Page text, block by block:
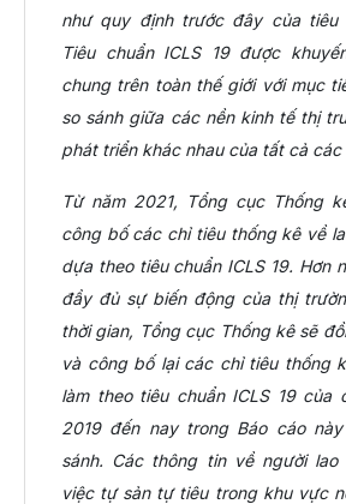
như quy định trước đây của tiêu
Tiêu chuẩn ICLS 19 được
chung trên toàn thế giới với mục
so sánh giữa các nền kinh tế thị
phát triển khác nhau của tất cả các
Từ năm 2021, Tổng cục Thống
công bố các chỉ tiêu thống kê về
dựa theo tiêu chuẩn ICLS 19. Hơn
đầy đủ sự biến động của thị
thời gian, Tổng cục Thống kê sẽ
và công bố lại các chỉ tiêu thống
làm theo tiêu chuẩn ICLS 19 của
2019 đến nay trong Báo cáo
sánh. Các thông tin về người lao
việc tự sản tự tiêu trong khu vực